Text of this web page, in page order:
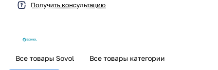
Получить консультацию
Все товары Sovol Все товары категории